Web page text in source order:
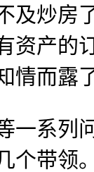
及炒房
资产的
情而露
系列问
个带领